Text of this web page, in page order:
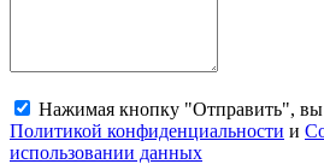
Нажимая кнопку "Отправить", вы
Политикой конфиденциальности и
использовании данных